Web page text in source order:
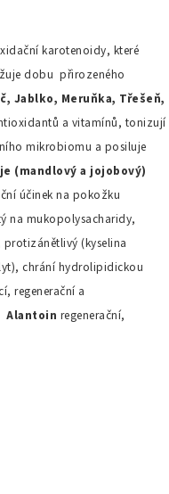
karotenoidy, které
dobu přirozeného
, Jablko, Meruňka, Třešeň,
a vitamínů, tonizují
mikrobiomu a posiluje
(mandlový a jojobový)
účinek na pokožku
na mukopolysacharidy,
(kyselina
chrání hydrolipidickou
regenerační a
Alantoin regenerační,